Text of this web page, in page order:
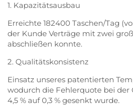
1. Kapazitätsausbau
Erreichte 182400 Taschen/Tag
der Kunde Verträge mit zwei
abschließen konnte.
2. Qualitätskonsistenz
Einsatz unseres patentierten
wodurch die Fehlerquote bei der
4,5 % auf 0,3 % gesenkt wurde.